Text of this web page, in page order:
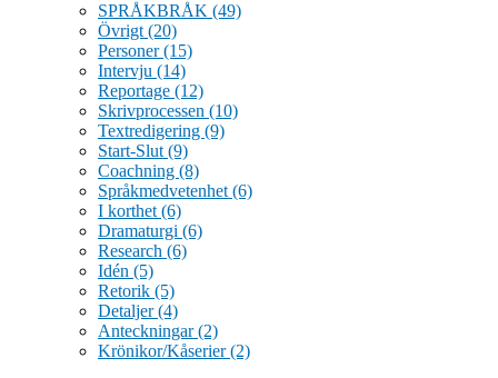
SPRÅKBRÅK (49)
Övrigt (20)
Personer(15)
Intervju (14)
Reportage (12)
Skrivprocessen (10)
Textredigering (9)
Start-Slut (9)
Coachning (8)
Språkmedvetenhet (6)
I korthet (6)
Dramaturgi (6)
Research (6)
Idén (5)
Retorik (5)
Detaljer(4)
Anteckningar(2)
Krönikor/Kåserier(2)